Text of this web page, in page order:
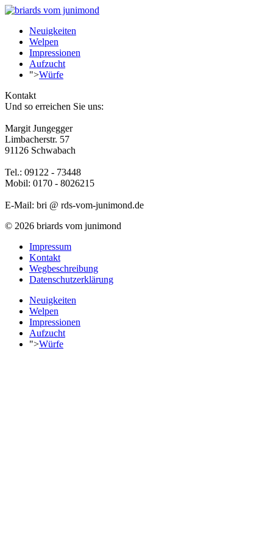
Neuigkeiten
Welpen
Impressionen
Aufzucht
">Würfe
Kontakt
Und so erreichen Sie uns:
Margit Jungegger
Limbacherstr. 57
91126 Schwabach
Tel.: 09122 - 73448
Mobil: 0170 - 8026215
E-Mail: bri @ rds-vom-junimond.de
© 2026 briards vom junimond
Impressum
Kontakt
Wegbeschreibung
Datenschutzerklärung
Neuigkeiten
Welpen
Impressionen
Aufzucht
">Würfe